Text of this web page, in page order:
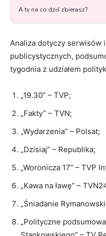
Analiza dotyczy serwisów
publicystycznych,
tygodnia z udziałem
„19.30” – TVP;
„Fakty” – TVN;
„Wydarzenia” – Polsat;
„Dzisiaj” – Republika;
„Woronicza 17” – TVP
„Kawa na ławę” –
„Śniadanie
„Polityczne